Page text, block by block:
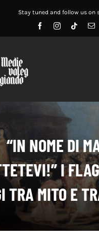
Stay tuned and follow us on
“IN NOME DI
I
TRA MITO E